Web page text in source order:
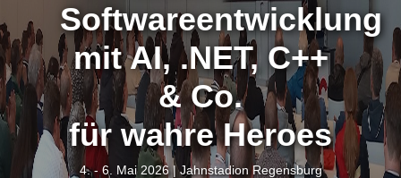
Softwareentwicklung
mit AI, .NET, C++
& Co.
für wahre Heroes
4. - 6. Mai 2026 | Jahnstadion Regensburg